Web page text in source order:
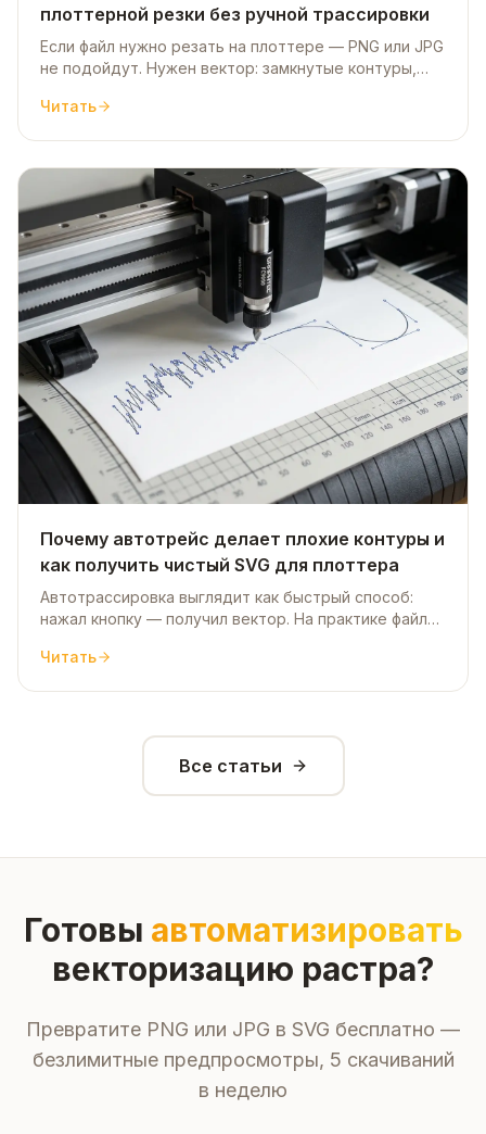
плоттерной резки без ручной трассировки
Если файл нужно резать на плоттере — PNG или JPG
не подойдут. Нужен вектор: замкнутые контуры,
вручную через Pen Tool в Illustrator или CorelDRAW.
Читать
Почему автотрейс делает плохие контуры и
как получить чистый SVG для плоттера
Автотрассировка выглядит как быстрый способ:
нажал кнопку — получил вектор. На практике файл
проще обвести вручную заново. Разберём что
Читать
Все статьи
Готовы автоматизировать
векторизацию растра?
Превратите PNG или JPG в SVG бесплатно —
безлимитные предпросмотры, 5 скачиваний
в неделю